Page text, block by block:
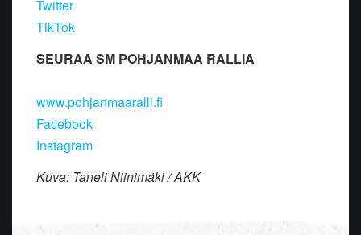
Twitter
TikTok
SEURAA SM POHJANMAA RALLIA
www.pohjanmaaralli.fi
Facebook
Instagram
Kuva: Taneli Niinimäki / AKK